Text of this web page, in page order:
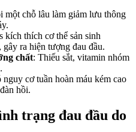
một chỗ lâu làm giảm lưu thông
kích thích cơ thể sản sinh
ra hiện tượng đau đầu.
chất: Thiếu sắt, vitamin nhóm
cơ tuần hoàn máu kém cao
hồi.
trạng đau đầu do